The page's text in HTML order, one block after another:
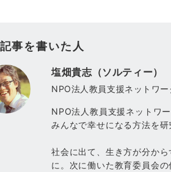
事を書いた人
塩畑貴志（ソルティー）
NPO法人教員支援ネットワ
NPO法人教員支援ネットワ
みんなで幸せになる方法を
社会に出て、生き方が分か
に。次に働いた教育委員会